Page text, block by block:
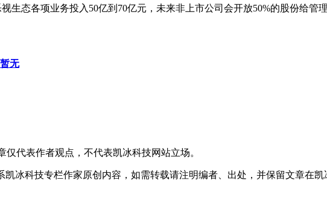
生态各项业务投入50亿到70亿元，未来非上市公司会开放50%的股份给
暂无
代表作者观点，不代表凯冰科技网站立场。
冰科技专栏作家原创内容，如需转载请注明编者、出处，并保留文章在凯